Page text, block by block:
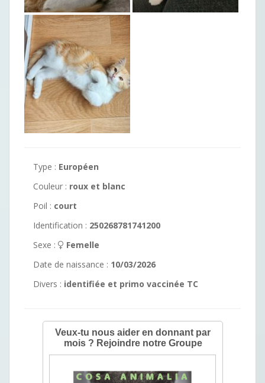
Type : Européen
Couleur : roux et blanc
Poil : court
Identification : 250268781741200
Sexe :
Femelle
Date de naissance : 10/03/2026
Divers : identifiée et primo vaccinée TC